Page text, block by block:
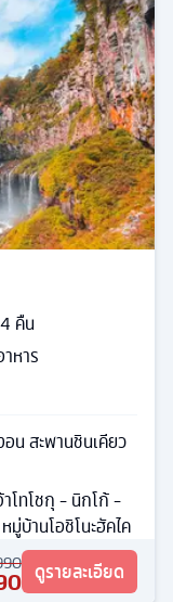
4 คืน
หาร
น สะพานชินเคียว
โทโชกุ - นิกโก้ -
บ้านโอชิโนะฮัคไค
ดูรายละเอียด